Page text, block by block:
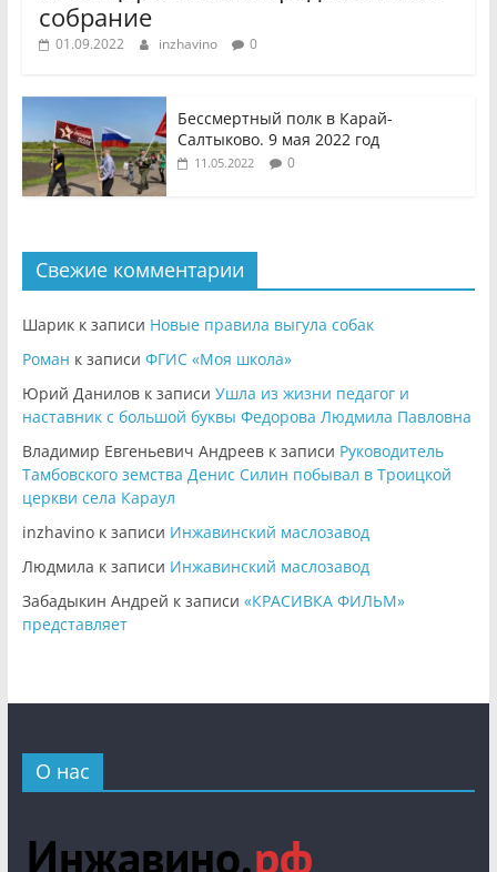
собрание
01.09.2022 inzhavino 0
Бессмертный полк в Карай-
Салтыково. 9 мая 2022 год
11.05.2022 0
Свежие комментарии
Шарикк записи Новые правила выгула собак
Роман к записи ФГИС «Моя школа»
Юрий Даниловк записи Ушла из жизни педагог и
наставник с большой буквы Федорова Людмила Павловна
Владимир Евгеньевич Андреевк записи Руководитель
Тамбовского земства Денис Силин побывал в Троицкой
церкви села Караул
inzhavinoк записи Инжавинский маслозавод
Людмила к записи Инжавинский маслозавод
Забадыкин Андрей к записи «КРАСИВКА ФИЛЬМ»
представляет
О нас